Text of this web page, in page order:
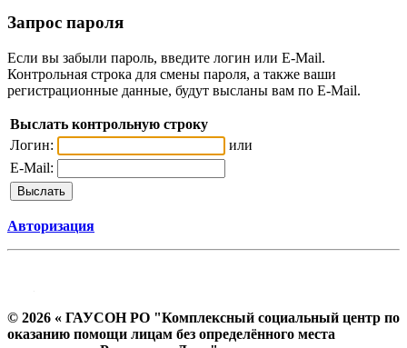
Запрос пароля
Если вы забыли пароль, введите логин или E-Mail.
Контрольная строка для смены пароля, а также ваши
регистрационные данные, будут высланы вам по E-Mail.
Выслать контрольную строку
Логин:
или
E-Mail:
Авторизация
© 2026 « ГАУСОН РО "Комплексный социальный центр по
оказанию помощи лицам без определённого места